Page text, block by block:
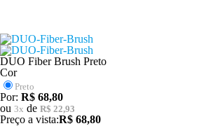
DUO Fiber Brush Preto
Cor
Preto
Por: R$ 68,80
ou 3x de R$ 22,93
Preço a vista:R$ 68,80